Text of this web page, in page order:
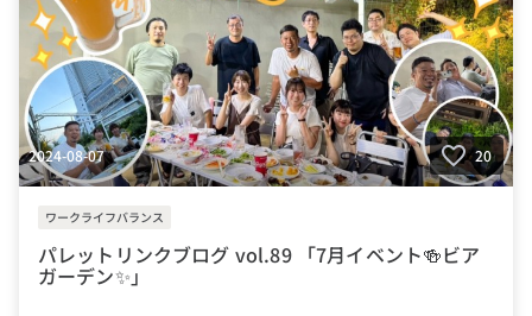
2024-08-07 20
ワークライフバランス
パレットリンクブログ vol.89 「7月イベント🍻ビア
ガーデン✨」